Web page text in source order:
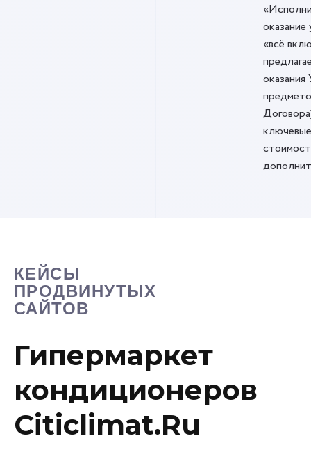
оказание
«всё
оказания
КЕЙСЫ
ПРОДВИНУТЫХ
САЙТОВ
Гипермаркет
кондиционеров
Citiclimat.Ru